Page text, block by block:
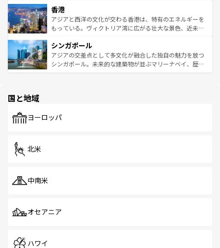
とつ。フォーやバインミー、ベトナムコーヒーなどは、ぜ
ひ現地で味わいたい。どの地域を訪れてもあたたかい人々
が旅行者を迎えてくれるので、きっと忘れられない旅にな
参照してほしい。
の活気が交差している。北部ではチェンマイなどの山岳地
帯で自然と触れ合い、南部ではプーケットやクラビの美し
いビーチでリゾート気分を楽しむことができる。タイ料理
激する。気候は一年中温暖で、どの季節にも異なる楽しみ
が待っている。親しみやすいタイの人々、仏教を中心とし
た文化、そして多様な観光資源が、訪れる旅人を魅了し続
香港
アジアと西洋の文化が交わる香港は、特有のエネルギーを
もっている。ヴィクトリア湾に広がる壮大な景色、近未来
み、どこを訪れても感動するはず。観光スポットが密集し
ており、効率よく見どころを回れるのも魅力。息をのむよ
うな絶景から文化的な体験まで、香港を存分に楽しみ尽く
シンガポール
アジアの交差点として多文化が融合した独自の魅力を放つ
シンガポール。未来的な建築物が並ぶマリーナベイ、歴史
で、ホーカーズは地元の風情を楽しめる外せないスポット
国と地域
ヨーロッパ
北米
中南米
オセアニア
ハワイ